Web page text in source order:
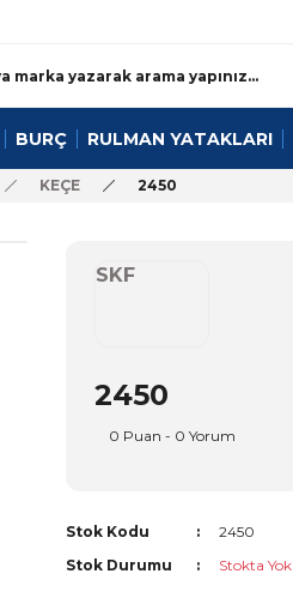
BURÇ RULMAN YATAKLARI
KEÇE 2450
SKF
2450
0 Puan - 0 Yorum
Stok Kodu
2450
Stok Durumu
Stokta Yok